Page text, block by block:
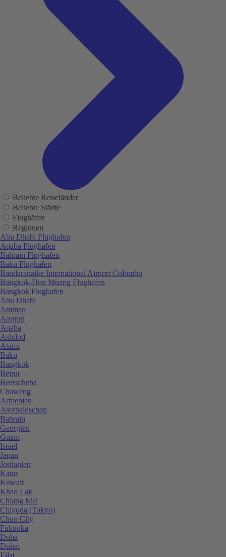
Beliebte Reiseländer
Beliebte Städte
Flughäfen
Regionen
Abu Dhabi Flughafen
Aqaba Flughafen
Bahrain Flughafen
Baku Flughafen
Bandaranaike International Airport Colombo
Bangkok-Don Muang Flughafen
Bangkok Flughafen
Abu Dhabi
Amman
Aomori
Aqaba
Ashdod
Atami
Baku
Bangkok
Beirut
Beerscheba
Chaweng
Armenien
Aserbaidschan
Bahrain
Georgien
Guam
Israel
Japan
Jordanien
Katar
Kuwait
Khao Lak
Chiang Mai
Chiyoda (Tokyo)
Chuo City
Fukuoka
Doha
Dubai
Eilat